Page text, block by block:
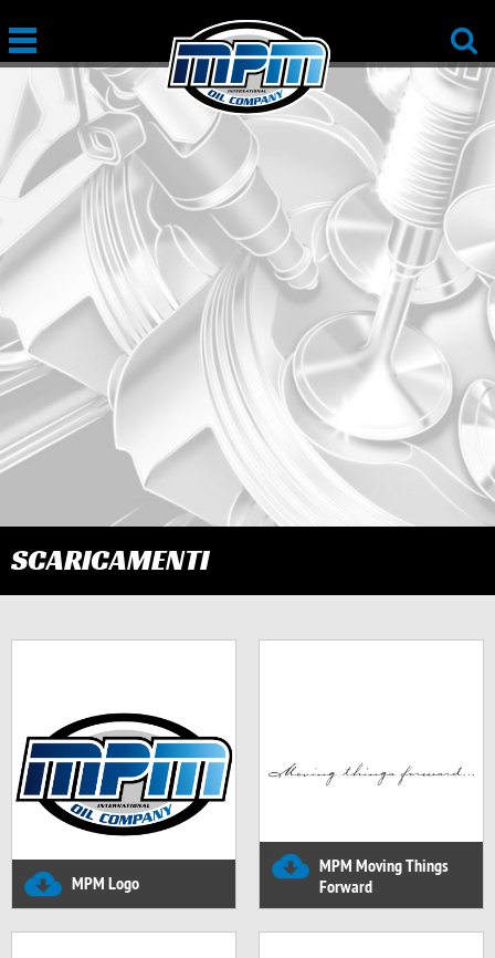
SCARICAMENTI
MPM Logo
MPM Moving Things
Forward